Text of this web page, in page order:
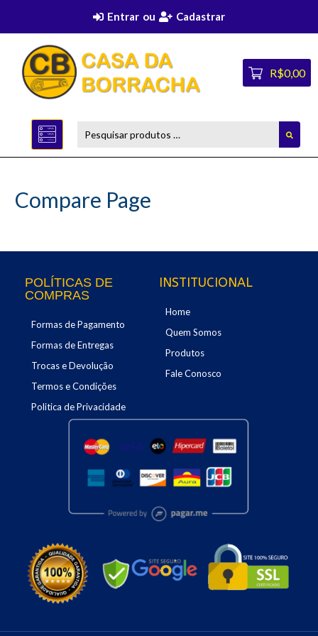
Entrar ou Cadastrar
R$0,00
Compare Page
POLÍTICAS DE
COMPRAS
Formas de Pagamento
Formas de Entregas
Trocas e Devolução
Termos e Condições
Politica de Privacidade
INSTITUCIONAL
Home
Quem Somos
Produtos
Fale Conosco